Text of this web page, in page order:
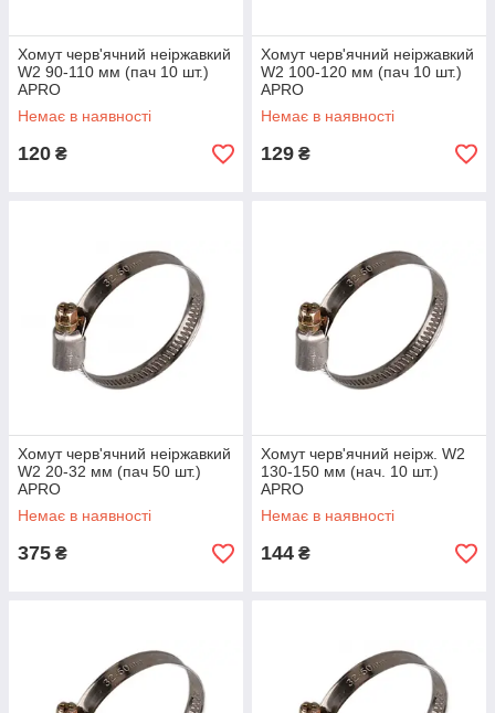
Хомут черв'ячний неіржавкий
W2 90-110 мм (пач 10 шт.)
APRO
Немає в наявності
120 ₴
Хомут черв'ячний неіржавкий
W2 100-120 мм (пач 10 шт.)
APRO
Немає в наявності
129 ₴
Хомут черв'ячний неіржавкий
W2 20-32 мм (пач 50 шт.)
APRO
Немає в наявності
375 ₴
Хомут черв'ячний неірж. W2
130-150 мм (нач. 10 шт.)
APRO
Немає в наявності
144 ₴